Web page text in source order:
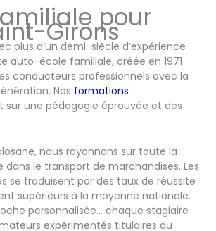
pour
Girons
plus d’un demi-siècle d’expérience
auto-école familiale, créée en 1971
conducteurs professionnels avec la
Nos formations
sur une pédagogie éprouvée et des
nous rayonnons sur toute la
le transport de marchandises. Les
se traduisent par des taux de réussite
supérieurs à la moyenne nationale.
personnalisée… chaque stagiaire
expérimentés titulaires du